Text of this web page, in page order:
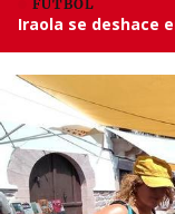
FÚTBOL
Iraola se deshace